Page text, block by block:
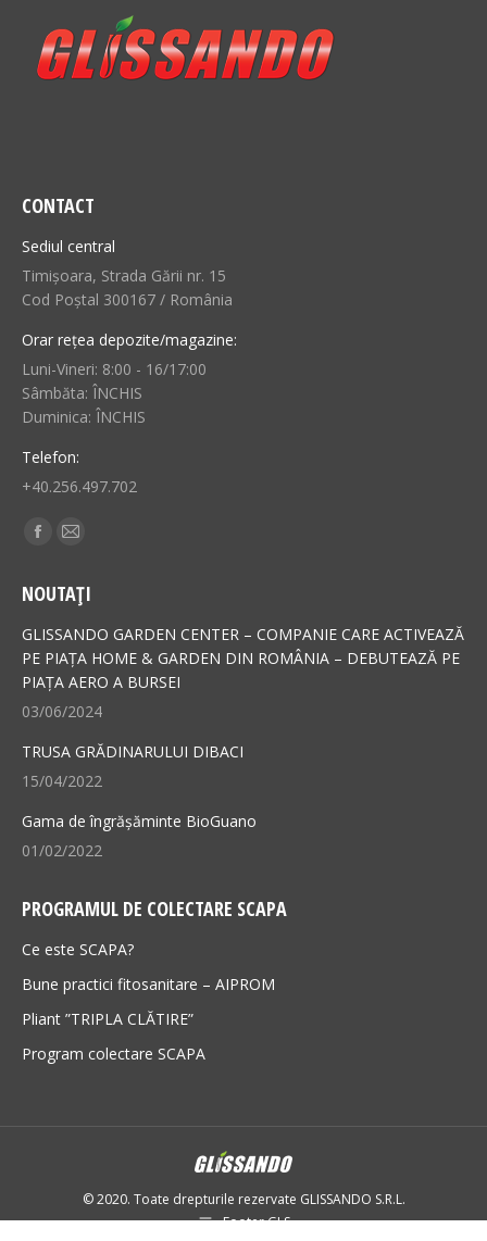
CONTACT
Sediul central
Timișoara, Strada Gării nr. 15
Cod Poștal 300167 / România
Orar rețea depozite/magazine:
Luni-Vineri: 8:00 - 16/17:00
Sâmbăta: ÎNCHIS
Duminica: ÎNCHIS
Telefon:
+40.256.497.702
Find us on:
Facebook
opens
in
new
window
Mail
opens
in
new
window
NOUTAȚI
GLISSANDO GARDEN CENTER – COMPANIE CARE ACTIVEAZĂ
PE PIAȚA HOME & GARDEN DIN ROMÂNIA – DEBUTEAZĂ PE
PIAȚA AERO A BURSEI
03/06/2024
TRUSA GRĂDINARULUI DIBACI
15/04/2022
Gama de îngrășăminte BioGuano
01/02/2022
PROGRAMUL DE COLECTARE SCAPA
Ce este SCAPA?
Bune practici fitosanitare – AIPROM
Pliant ”TRIPLA CLĂTIRE”
Program colectare SCAPA
© 2020. Toate drepturile rezervate GLISSANDO S.R.L.
Footer GLS